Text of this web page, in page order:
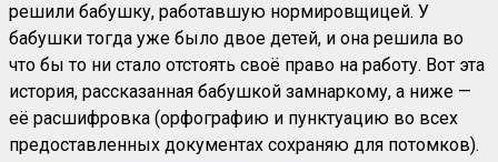
решили бабушку, работавшую нормировщицей. У
бабушки тогда уже было двое детей, и она решила во
что бы то ни стало отстоять своё право на работу. Вот эта
история, рассказанная бабушкой замнаркому, а ниже —
её расшифровка (орфографию и пунктуацию во всех
предоставленных документах сохраняю для потомков).